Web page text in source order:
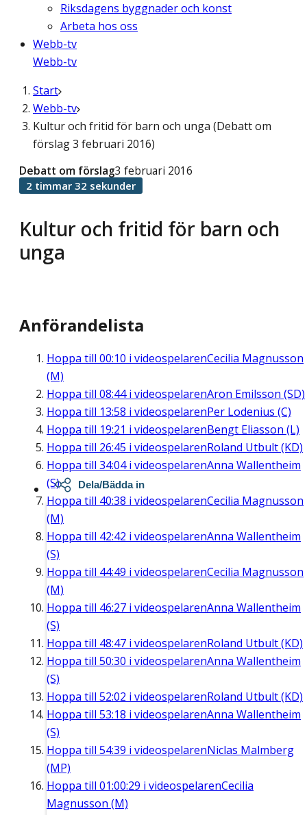
Riksdagens byggnader och konst
Arbeta hos oss
Webb-tv
Webb-tv
Start
Webb-tv
Kultur och fritid för barn och unga (Debatt om
förslag 3 februari 2016)
Kultur och fritid för barn och
unga
Debatt om förslag3 februari 2016
2 timmar 32 sekunder
Anförandelista
Hoppa till 00:10 i videospelarenCecilia Magnusson
(M)
Hoppa till 08:44i videospelarenAron Emilsson (SD)
Hoppa till 13:58 i videospelarenPer Lodenius (C)
Hoppa till 19:21 i videospelarenBengt Eliasson (L)
Hoppa till 26:45 i videospelarenRoland Utbult (KD)
Hoppa till 34:04i videospelarenAnna Wallentheim
(S)
Hoppa till 40:38 i videospelarenCecilia Magnusson
(M)
Hoppa till 42:42 i videospelarenAnna Wallentheim
(S)
Hoppa till 44:49 i videospelarenCecilia Magnusson
(M)
Hoppa till 46:27 i videospelarenAnna Wallentheim
(S)
Hoppa till 48:47 i videospelarenRoland Utbult (KD)
Hoppa till 50:30 i videospelarenAnna Wallentheim
(S)
Hoppa till 52:02 i videospelarenRoland Utbult (KD)
Hoppa till 53:18 i videospelarenAnna Wallentheim
(S)
Hoppa till 54:39 i videospelarenNiclas Malmberg
(MP)
Hoppa till 01:00:29 i videospelarenCecilia
Magnusson (M)
Dela/Bädda in